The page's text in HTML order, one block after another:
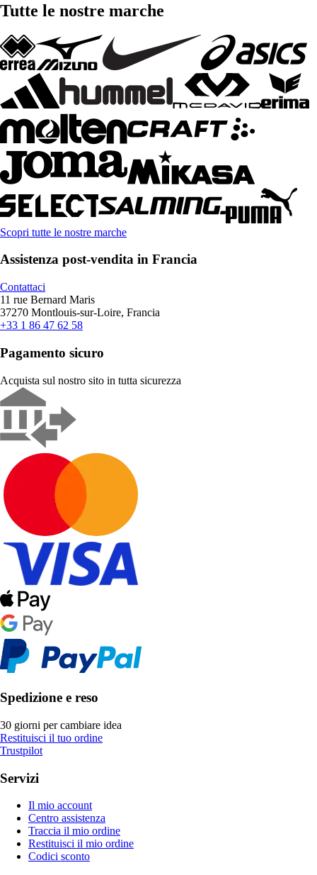
Tutte le nostre marche
Scopri tutte le nostre marche
Assistenza post-vendita in Francia
Contattaci
11 rue Bernard Maris
37270 Montlouis-sur-Loire, Francia
+33 1 86 47 62 58
Pagamento sicuro
Acquista sul nostro sito in tutta sicurezza
Spedizione e reso
30 giorni per cambiare idea
Restituisci il tuo ordine
Trustpilot
Servizi
Il mio account
Centro assistenza
Traccia il mio ordine
Restituisci il mio ordine
Codici sconto